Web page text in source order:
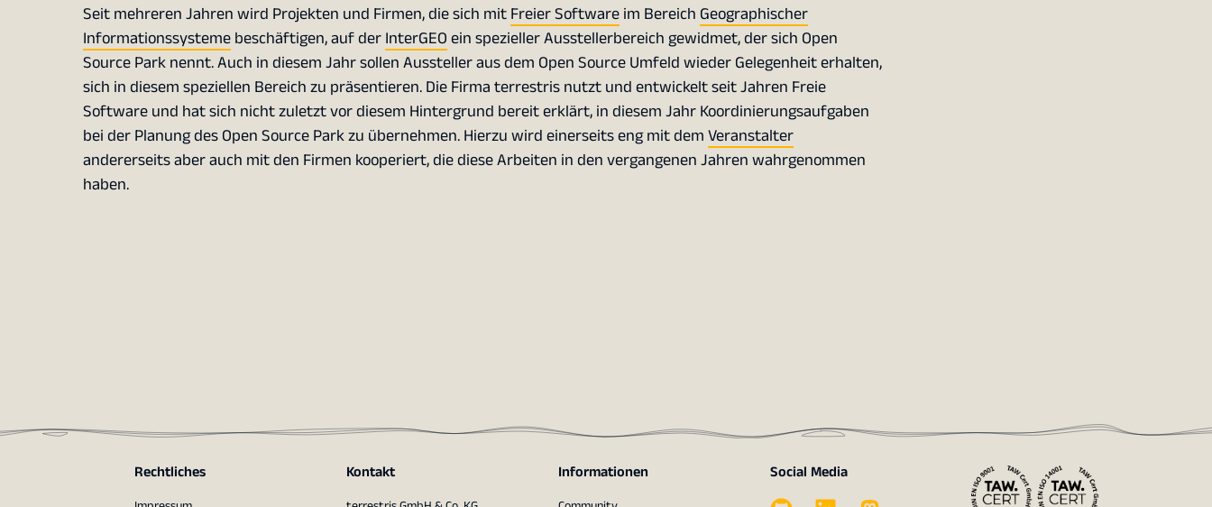
Seit mehreren Jahren wird Projekten und Firmen, die sich mitFreier Softwareim Bereich Geographischer
Informationssystemebeschäftigen, auf derInterGEOein spezieller Ausstellerbereich gewidmet, der sich Open
Source Park nennt. Auch in diesem Jahr sollen Aussteller aus dem Open Source Umfeld wieder Gelegenheit erhalten,
sich in diesem speziellen Bereich zu präsentieren. Die Firma terrestris nutzt und entwickelt seit Jahren Freie
Software und hat sich nicht zuletzt vor diesem Hintergrund bereit erklärt, in diesem Jahr Koordinierungsaufgaben
bei der Planung des Open Source Park zu übernehmen. Hierzu wird einerseits eng mit demVeranstalter
andererseits aber auch mit den Firmen kooperiert, die diese Arbeiten in den vergangenen Jahren wahrgenommen
haben.
Rechtliches Kontakt Informationen Social Media